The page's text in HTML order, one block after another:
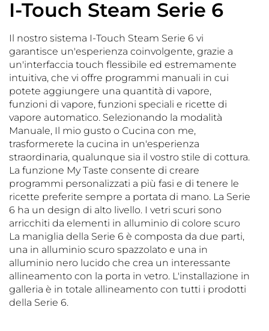
I-Touch Steam Serie 6
Il nostro sistema I-Touch Steam Serie 6 vi
garantisce un'esperienza coinvolgente, grazie a
un'interfaccia touch flessibile ed estremamente
intuitiva, che vi offre programmi manuali in cui
potete aggiungere una quantità di vapore,
funzioni di vapore, funzioni speciali e ricette di
vapore automatico. Selezionando la modalità
Manuale, Il mio gusto o Cucina con me,
trasformerete la cucina in un'esperienza
straordinaria, qualunque sia il vostro stile di cottura.
La funzione My Taste consente di creare
programmi personalizzati a più fasi e di tenere le
ricette preferite sempre a portata di mano. La Serie
6 ha un design di alto livello. I vetri scuri sono
arricchiti da elementi in alluminio di colore scuro
La maniglia della Serie 6 è composta da due parti,
una in alluminio scuro spazzolato e una in
alluminio nero lucido che crea un interessante
allineamento con la porta in vetro. L'installazione in
galleria è in totale allineamento con tutti i prodotti
della Serie 6.